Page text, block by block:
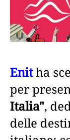
Enitha
per
Italia",
delle